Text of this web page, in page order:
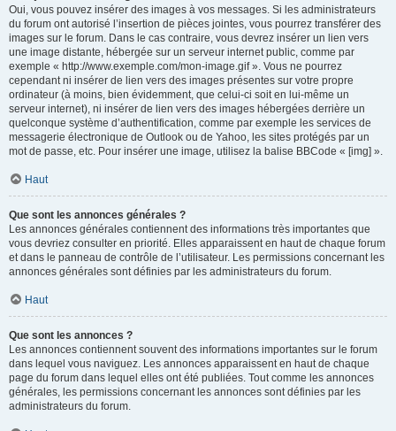
Oui, vous pouvez insérer des images à vos messages. Si les administrateurs
du forum ont autorisé l’insertion de pièces jointes, vous pourrez transférer des
images sur le forum. Dans le cas contraire, vous devrez insérer un lien vers
une image distante, hébergée sur un serveur internet public, comme par
exemple « http://www.exemple.com/mon-image.gif ». Vous ne pourrez
cependant ni insérer de lien vers des images présentes sur votre propre
ordinateur (à moins, bien évidemment, que celui-ci soit en lui-même un
serveur internet), ni insérer de lien vers des images hébergées derrière un
quelconque système d’authentification, comme par exemple les services de
messagerie électronique de Outlook ou de Yahoo, les sites protégés par un
mot de passe, etc. Pour insérer une image, utilisez la balise BBCode « [img] ».
Haut
Que sont les annonces générales ?
Les annonces générales contiennent des informations très importantes que
vous devriez consulter en priorité. Elles apparaissent en haut de chaque forum
et dans le panneau de contrôle de l’utilisateur. Les permissions concernant les
annonces générales sont définies par les administrateurs du forum.
Haut
Que sont les annonces ?
Les annonces contiennent souvent des informations importantes sur le forum
dans lequel vous naviguez. Les annonces apparaissent en haut de chaque
page du forum dans lequel elles ont été publiées. Tout comme les annonces
générales, les permissions concernant les annonces sont définies par les
administrateurs du forum.